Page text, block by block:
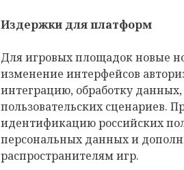
Издержки для платформ
Для игровых площадок новые
изменение интерфейсов
интеграцию, обработку
пользовательских сценариев.
идентификацию российских
персональных данных и
распространителям игр.